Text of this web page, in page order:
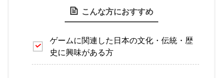
こんな方におすすめ
ゲームに関連した日本の文化・伝統・歴
史に興味がある方